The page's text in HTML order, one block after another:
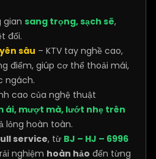
gian sang trọng, sạch sẽ,
đối.
sâu – KTV tay nghề cao,
điểm, giúp cơ thể thoải mái,
ngách.
cao của nghệ thuật
ái, mượt mà, lướt nhẹ trên
lỏng hoàn toàn.
service, từ BJ – HJ – 6996
nghiệm hoàn hảo đến từng